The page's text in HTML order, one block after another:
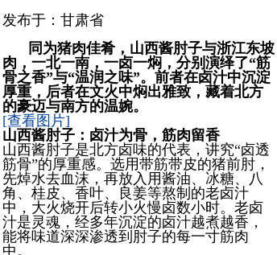
发布于：甘肃省
同为猪肉佳肴，山西酱肘子与浙江东坡
肉，一北一南，一卤一焖，分别演绎了“筋
骨之香”与“温润之味”。前者在卤汁中沉淀
厚重，后者在文火中焖出雅致，藏着北方
的豪迈与南方的温婉。
[查看图片]
山西酱肘子：卤汁为骨，筋肉留香
山西酱肘子是北方卤味的代表，讲究“卤透
筋骨”的厚重感。选用带筋带皮的猪前肘，
先焯水去血沫，再放入用酱油、冰糖、八
角、桂皮、香叶、良姜等熬制的老卤汁
中，大火烧开后转小火慢卤数小时。老卤
汁是灵魂，经多年沉淀的卤汁越煮越香，
能将味道深深渗透到肘子的每一寸筋肉
中。